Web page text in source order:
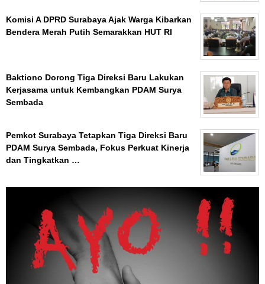
Komisi A DPRD Surabaya Ajak Warga Kibarkan
Bendera Merah Putih Semarakkan HUT RI
Baktiono Dorong Tiga Direksi Baru Lakukan
Kerjasama untuk Kembangkan PDAM Surya
Sembada
Pemkot Surabaya Tetapkan Tiga Direksi Baru
PDAM Surya Sembada, Fokus Perkuat Kinerja
dan Tingkatkan …